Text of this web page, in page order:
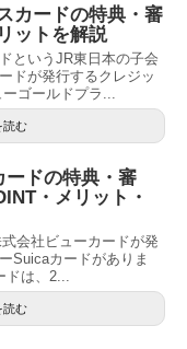
カードの特典・審
ットを解説
というJR東日本の子会
ドが発行するクレジッ
ーゴールドプラ...
読む
ードの特典・審
・メリット・
会社ビューカードが発
Suicaカードがありま
ドは、2...
読む